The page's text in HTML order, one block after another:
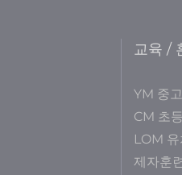
교육 /
YM 중
CM 초
LOM
제자훈